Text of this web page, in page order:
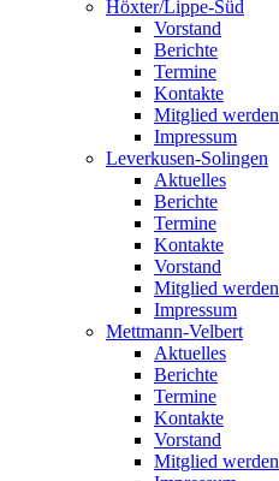
Höxter/Lippe-Süd
Vorstand
Berichte
Termine
Kontakte
Mitglied werden
Impressum
Leverkusen-Solingen
Aktuelles
Berichte
Termine
Kontakte
Vorstand
Mitglied werden
Impressum
Mettmann-Velbert
Aktuelles
Berichte
Termine
Kontakte
Vorstand
Mitglied werden